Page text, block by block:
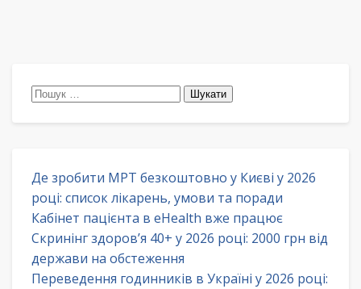
Пошук:
Де зробити МРТ безкоштовно у Києві у 2026
році: список лікарень, умови та поради
Кабінет пацієнта в eHealth вже працює
Скринінг здоров’я 40+ у 2026 році: 2000 грн від
держави на обстеження
Переведення годинників в Україні у 2026 році: